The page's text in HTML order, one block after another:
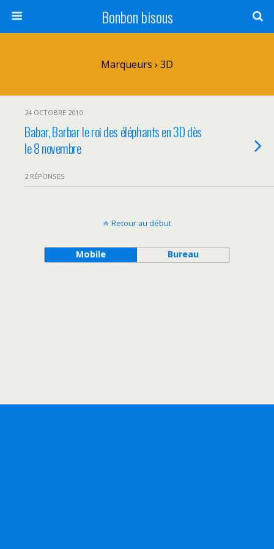
Bonbon bisous
Marqueurs › 3D
24 OCTOBRE 2010
Babar, Barbar le roi des éléphants en 3D dès
le 8 novembre
2 RÉPONSES
Retour au début
Mobile Bureau